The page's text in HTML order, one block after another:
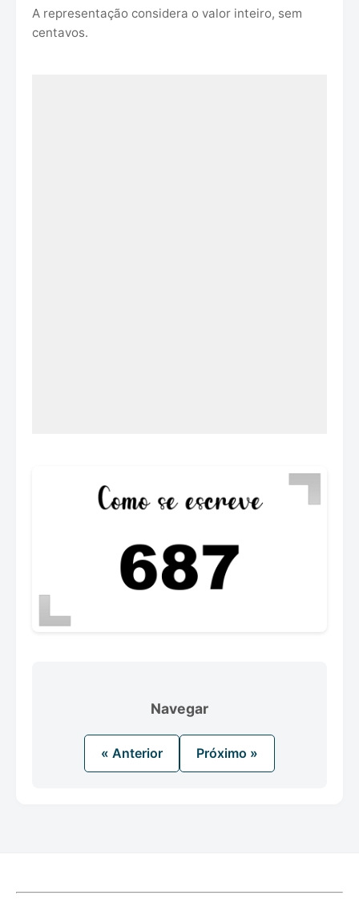
A representação considera o valor inteiro, sem
centavos.
Navegar
« Anterior Próximo »